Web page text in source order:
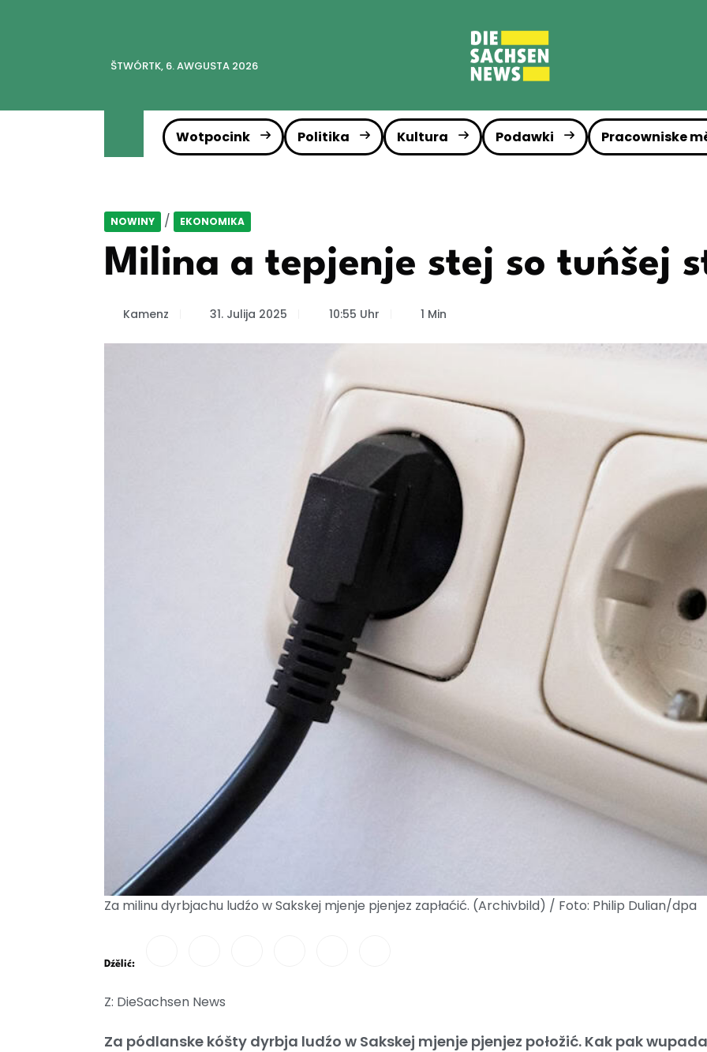
ŠTWÓRTK, 6. AWGUSTA 2026
Wotpocink Politika Kultura Podawki Pracowniske
NOWINY / EKONOMIKA
Milina a tepjenje stej so tuńšej
Kamenz 31. Julija 2025 10:55 Uhr 1 Min
Za milinu dyrbjachu ludźo w Sakskej mjenje pjenjez zapłaćić. (Archivbild) / Foto: Philip Dulian/dpa
Dźělić:
Z: DieSachsen News
Za pódlanske kóšty dyrbja ludźo w Sakskej mjenje pjenjez połožić. Kak pak